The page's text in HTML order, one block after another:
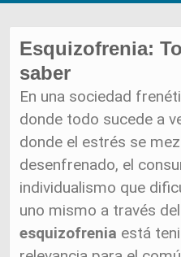
Esquizofrenia:
saber
En una sociedad
donde todo sucede a
donde el estrés se
desenfrenado, el
individualismo que
uno mismo a través
esquizofrenia está